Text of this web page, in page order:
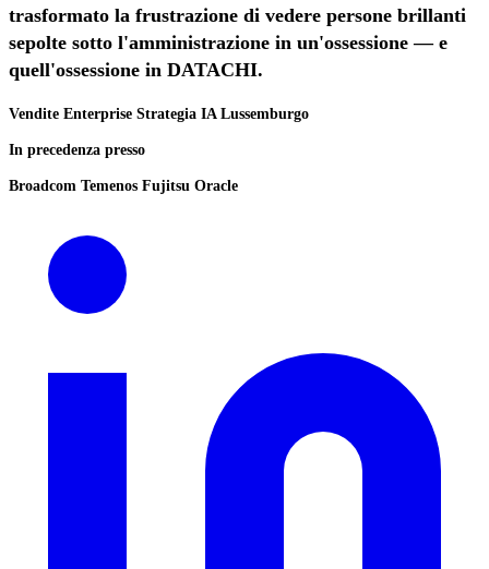
trasformato la frustrazione di vedere persone brillanti
sepolte sotto l'amministrazione in un'ossessione — e
quell'ossessione in DATACHI.
Vendite Enterprise Strategia IA Lussemburgo
In precedenza presso
Broadcom Temenos Fujitsu Oracle